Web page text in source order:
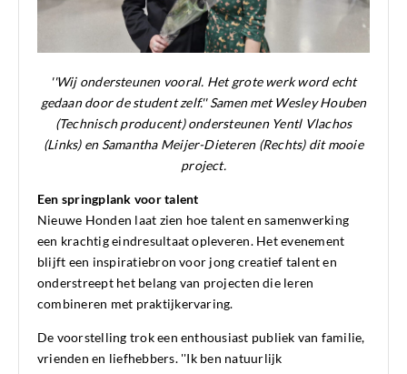
''Wij ondersteunen vooral. Het grote werk word echt
gedaan door de student zelf.'' Samen met Wesley Houben
(Technisch producent) ondersteunen Yentl Vlachos
(Links) en Samantha Meijer-Dieteren (Rechts) dit mooie
project.
Een springplank voor talent
Nieuwe Honden laat zien hoe talent en samenwerking
een krachtig eindresultaat opleveren. Het evenement
blijft een inspiratiebron voor jong creatief talent en
onderstreept het belang van projecten die leren
combineren met praktijkervaring.
De voorstelling trok een enthousiast publiek van familie,
vrienden en liefhebbers. ''Ik ben natuurlijk